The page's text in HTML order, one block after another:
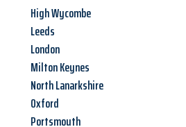
High Wycombe
Leeds
London
Milton Keynes
North Lanarkshire
Oxford
Portsmouth